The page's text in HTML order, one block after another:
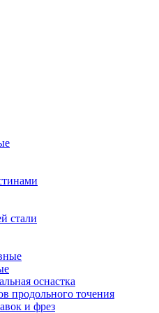
стали
оснастка
продольного точения
и фрез